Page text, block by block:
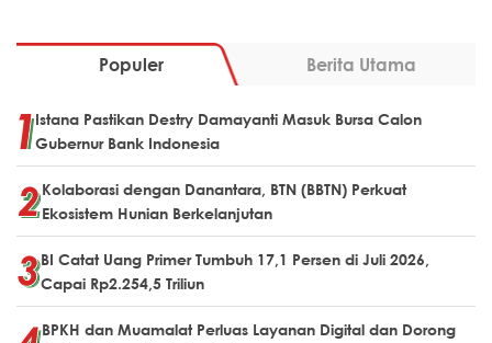
Populer Berita Utama
Istana Pastikan Destry Damayanti Masuk Bursa Calon
Gubernur Bank Indonesia
Kolaborasi dengan Danantara, BTN (BBTN) Perkuat
Ekosistem Hunian Berkelanjutan
BI Catat Uang Primer Tumbuh 17,1 Persen di Juli 2026,
Capai Rp2.254,5 Triliun
BPKH dan Muamalat Perluas Layanan Digital dan Dorong